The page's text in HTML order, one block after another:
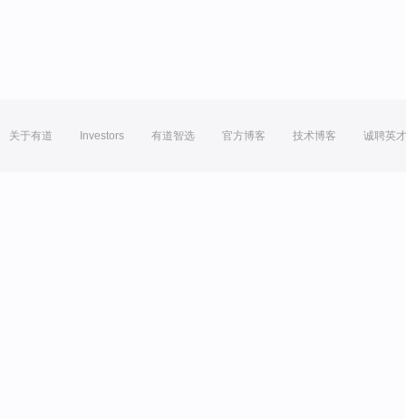
关于有道 Investors 有道智选 官方博客 技术博客 诚聘英才